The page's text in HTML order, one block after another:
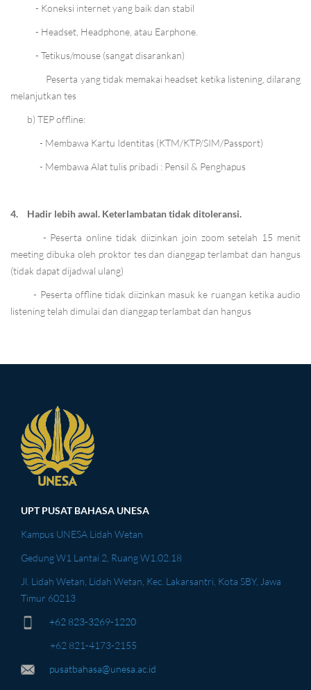
- Koneksi internet yang baik dan stabil
- Headset, Headphone, atau Earphone.
- Tetikus/mouse (sangat disarankan)
Peserta yang tidak memakai headset ketika listening, dilarang
melanjutkan tes
b) TEP offline:
- Membawa Kartu Identitas (KTM/KTP/SIM/Passport)
- Membawa Alat tulis pribadi : Pensil & Penghapus
4.
Hadir lebih awal. Keterlambatan tidak ditoleransi.
- Peserta online tidak diizinkan join zoom setelah 15 menit
meeting dibuka oleh proktor tes dan dianggap terlambat dan hangus
(tidak dapat dijadwal ulang)
- Peserta offline tidak diizinkan masuk ke ruangan ketika audio
listening telah dimulai dan dianggap terlambat dan hangus
UPT PUSAT BAHASA UNESA
Kampus UNESA Lidah Wetan
Gedung W1 Lantai 2, Ruang W1.02.18
Jl. Lidah Wetan, Lidah Wetan, Kec. Lakarsantri, Kota SBY, Jawa
Timur 60213
+62 823-3269-1220
+62 821-4173-2155
pusatbahasa@unesa.ac.id